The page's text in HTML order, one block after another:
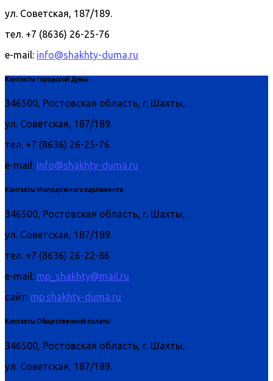
ул. Советская, 187/189.
тел. +7 (8636) 26-25-76
e-mail: info@shakhty-duma.ru
Контакты городской Думы
346500, Ростовская область, г. Шахты,
ул. Советская, 187/189.
тел. +7 (8636) 26-25-76
e-mail: info@shakhty-duma.ru
Контакты Молодежного парламента
346500, Ростовская область, г. Шахты,
ул. Советская, 187/189.
тел. +7 (8636) 26-22-86
e-mail: mp_shakhty@mail.ru
сайт: mp.shakhty-duma.ru
Контакты Общественной палаты
346500, Ростовская область, г. Шахты,
ул. Советская, 187/189.